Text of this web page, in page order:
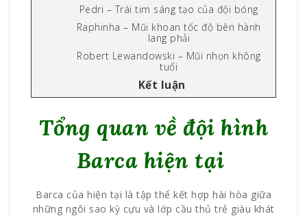
Pedri – Trái tim sáng tạo của đội bóng
Raphinha – Mũi khoan tốc độ bên hành
lang phải
Robert Lewandowski – Mũi nhọn không
tuổi
Kết luận
Tổng quan về đội hình
Barca hiện tại
Barca của hiện tại là tập thể kết hợp hài hòa giữa
những ngôi sao kỳ cựu và lớp cầu thủ trẻ giàu khát